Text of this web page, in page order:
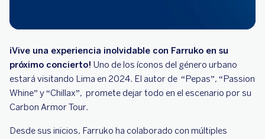
¡Vive una experiencia inolvidable con Farruko en su
próximo concierto! Uno de los íconos del género urbano
estará visitando Lima en 2024. El autor de “Pepas”, “Passion
Whine” y “Chillax”, promete dejar todo en el escenario por su
Carbon Armor Tour.
Desde sus inicios, Farruko ha colaborado con múltiples